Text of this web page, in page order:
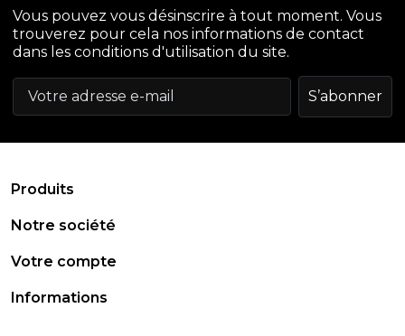
Vous pouvez vous désinscrire à tout moment. Vous
trouverez pour cela nos informations de contact
dans les conditions d'utilisation du site.
Produits
Notre société
Votre compte
Informations